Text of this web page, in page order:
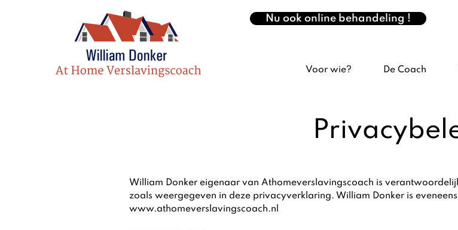
Nu ook online behandeling !
Voor wie? De Coach
William Donker eigenaar van Athomeverslavingscoach is
zoals weergegeven in deze privacyverklaring. William Donker is
www.athomeverslavingscoach.nl